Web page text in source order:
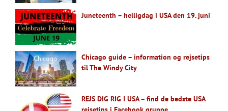
Juneteenth – helligdag i USA den 19. juni
Chicago guide – information og rejsetips
til The Windy City
REJS DIG RIG I USA – find de bedste USA